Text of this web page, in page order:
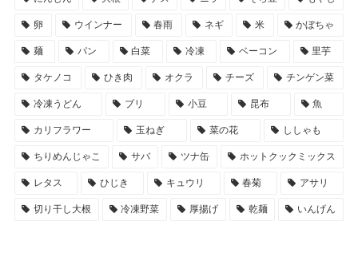
卵 ウインナー 春雨 ネギ 米 かぼちゃ
麺 パン 白菜 冷凍 ベーコン 里芋
タケノコ ひき肉 オクラ チーズ チンゲン菜
冷凍うどん ブリ 小豆 昆布 魚
カリフラワー 玉ねぎ 菜の花 ししゃも
ちりめんじゃこ サバ ツナ缶 ホットクックミックス
レタス ひじき キュウリ 春菊 アサリ
切り干し大根 冷凍野菜 厚揚げ 乾麺 いんげん